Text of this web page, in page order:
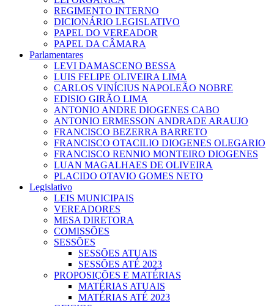
REGIMENTO INTERNO
DICIONÁRIO LEGISLATIVO
PAPEL DO VEREADOR
PAPEL DA CÂMARA
Parlamentares
LEVI DAMASCENO BESSA
LUIS FELIPE OLIVEIRA LIMA
CARLOS VINÍCIUS NAPOLEÃO NOBRE
EDISIO GIRÃO LIMA
ANTONIO ANDRE DIOGENES CABO
ANTONIO ERMESSON ANDRADE ARAUJO
FRANCISCO BEZERRA BARRETO
FRANCISCO OTACILIO DIOGENES OLEGARIO
FRANCISCO RENNIO MONTEIRO DIOGENES
LUAN MAGALHAES DE OLIVEIRA
PLACIDO OTAVIO GOMES NETO
Legislativo
LEIS MUNICIPAIS
VEREADORES
MESA DIRETORA
COMISSÕES
SESSÕES
SESSÕES ATUAIS
SESSÕES ATÉ 2023
PROPOSIÇÕES E MATÉRIAS
MATÉRIAS ATUAIS
MATÉRIAS ATÉ 2023